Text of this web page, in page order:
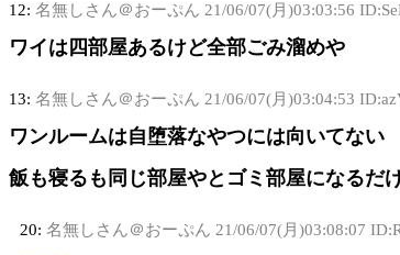
12: 名無しさん＠おーぷん 21/06/07(月)03:03:56
ワイは四部屋あるけど全部ごみ溜めや
13: 名無しさん＠おーぷん 21/06/07(月)03:04:53
ワンルームは自堕落なやつには向いてない
飯も寝るも同じ部屋やとゴミ部屋になるだ
20: 名無しさん＠おーぷん 21/06/07(月)03:08:07